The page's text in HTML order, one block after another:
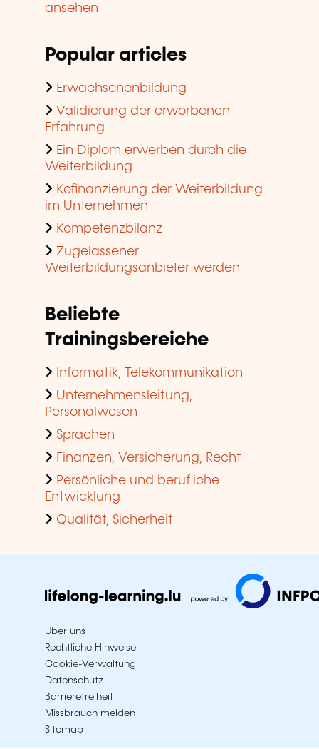
ansehen
Popular articles
Erwachsenenbildung
Validierung der erworbenen
Erfahrung
Ein Diplom erwerben durch die
Weiterbildung
Kofinanzierung der Weiterbildung
im Unternehmen
Kompetenzbilanz
Zugelassener
Weiterbildungsanbieter werden
Beliebte
Trainingsbereiche
Informatik, Telekommunikation
Unternehmensleitung,
Personalwesen
Sprachen
Finanzen, Versicherung, Recht
Persönliche und berufliche
Entwicklung
Qualität, Sicherheit
Über uns
Rechtliche Hinweise
Cookie-Verwaltung
Datenschutz
Barrierefreiheit
Missbrauch melden
Sitemap